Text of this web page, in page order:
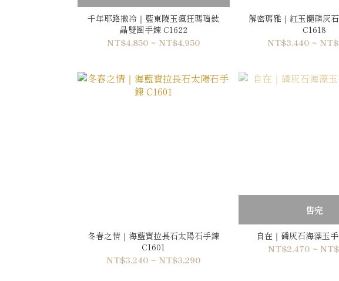
千年耶路撒冷｜藍東陵玉瘋狂瑪瑙鈦
晶雙圈手鍊 C1622
NT$4,850 ~ NT$4,950
解密瑪雅｜紅玉髓磷灰
C1618
NT$3,440 ~
冬春之情｜海藍寶拉長石太陽石手鍊
C1601
NT$3,240 ~ NT$3,290
售完
自在｜磷灰石海藻玉
NT$2,470 ~